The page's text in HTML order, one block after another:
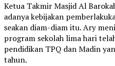
Ketua Takmir Masjid Al
adanya kebijakan
seakan diam-diam itu. Ary
program sekolah lima hari
pendidikan TPQ dan Madin
tahun.